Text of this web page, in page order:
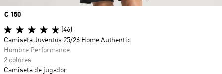
Precio
€ 150
(46)
Camiseta Juventus 25/26 Home Authentic
Hombre Performance
2 colores
Camiseta de jugador